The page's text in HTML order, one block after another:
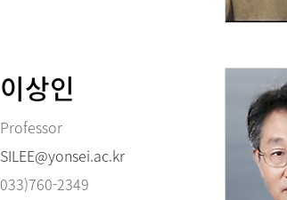
이상인
Professor
SILEE@yonsei.ac.kr
033)760-2349